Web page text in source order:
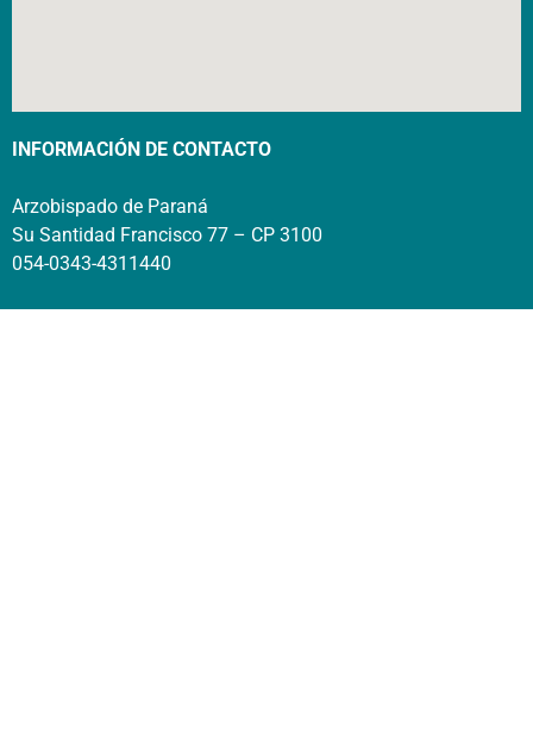
INFORMACIÓN DE CONTACTO
Arzobispado de Paraná
Su Santidad Francisco 77 – CP 3100
054-0343-4311440